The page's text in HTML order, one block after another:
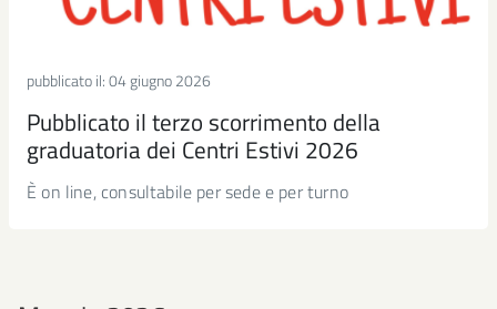
pubblicato il:04 giugno 2026
Pubblicato il terzo scorrimento della
graduatoria dei Centri Estivi 2026
È on line, consultabile per sede e per turno